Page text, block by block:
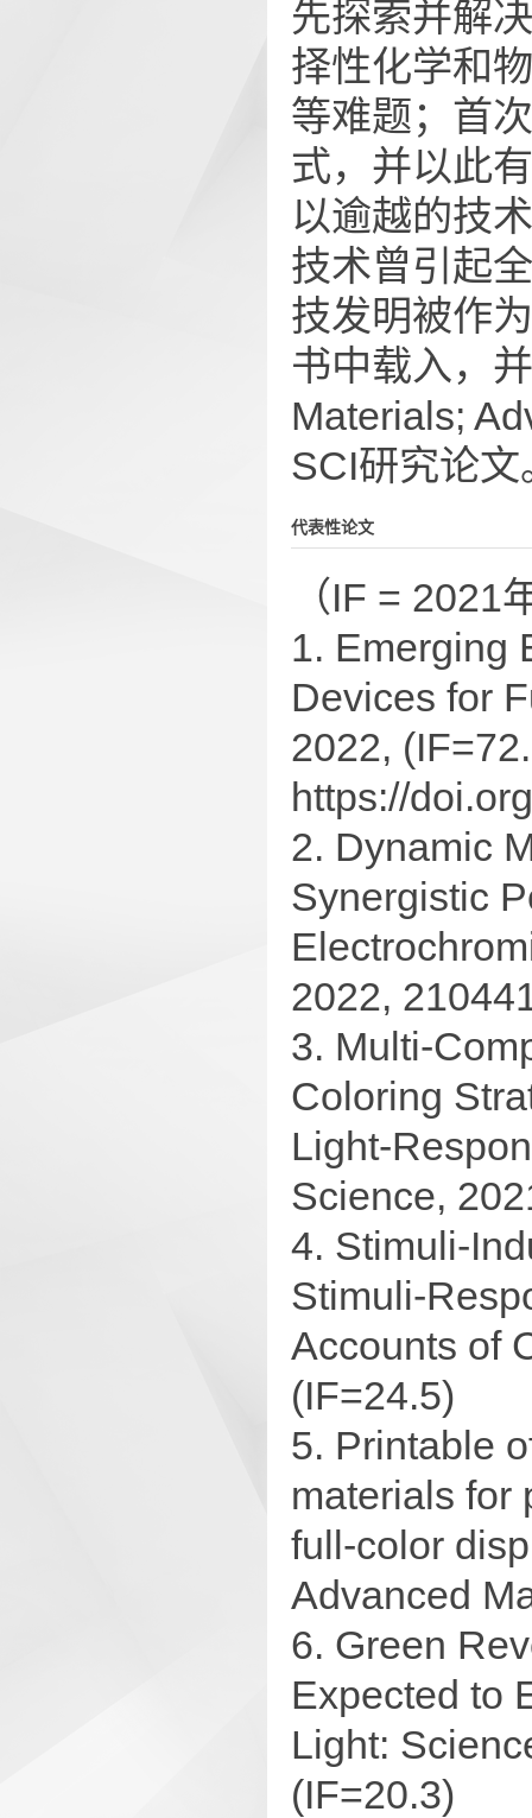
先探索并解
择性化学和
等难题；首
式，并以此
以逾越的技
技术曾引起
技发明被作
书中载入，
Materials;
SCI研究论文
代表性论文
（IF = 2021
1. Emerging
Devices for
2022,
https://
2. Dynamic
Synergistic
2022,
3. Multi-
Coloring
Light-
Science,
4. Stimuli-
Stimuli-
Accounts of
(IF=24.5)
5. Printable
materials for
full-color
Advanced
6. Green
Expected to
Light:
(IF=20.3)